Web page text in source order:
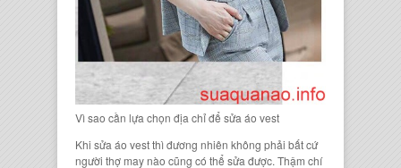
Vì sao cần lựa chọn địa chỉ để sửa áo vest
Khi sửa áo vest thì đương nhiên không phải bất cứ
người thợ may nào cũng có thể sửa được. Thậm chí